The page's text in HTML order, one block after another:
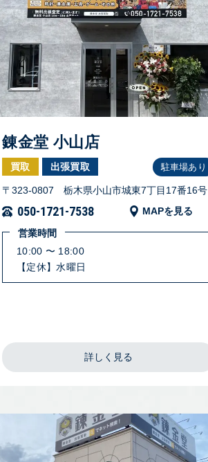
錬金堂 小山店
買取 出張買取 駐車場あり
〒323-0807 栃木県小山市城東7丁目17番16号
050-1721-7538
MAPを見る
営業時間
10:00 〜 18:00
【定休】水曜日
詳しく見る